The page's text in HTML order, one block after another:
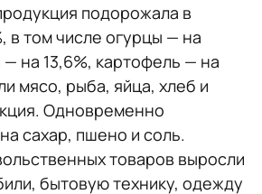
подорожала в
в том числе огурцы — на
на 13,6%, картофель — на
мясо, рыба, яйца, хлеб и
Одновременно
сахар, пшено и соль.
товаров выросли
бытовую технику, одежду